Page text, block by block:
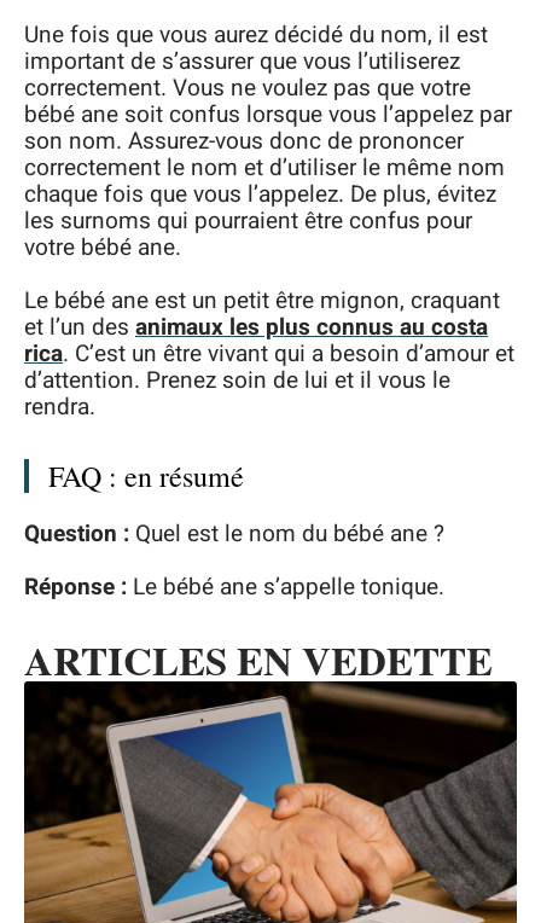
Une fois que vous aurez décidé du nom, il est
important de s’assurer que vous l’utiliserez
correctement. Vous ne voulez pas que votre
bébé ane soit confus lorsque vous l’appelez par
son nom. Assurez-vous donc de prononcer
correctement le nom et d’utiliser le même nom
chaque fois que vous l’appelez. De plus, évitez
les surnoms qui pourraient être confus pour
votre bébé ane.
Le bébé ane est un petit être mignon, craquant
et l’un des animaux les plus connus au costa
rica. C’est un être vivant qui a besoin d’amour et
d’attention. Prenez soin de lui et il vous le
rendra.
FAQ : en résumé
Question : Quel est le nom du bébé ane ?
Réponse : Le bébé ane s’appelle tonique.
ARTICLES EN VEDETTE